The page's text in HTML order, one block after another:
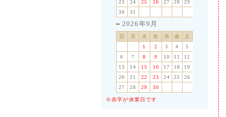
23
24 25 26 27 28
29
30
31
2026年9月
日 月 火 水 木 金
土
1
2 3 4
5
6
7 8 9 10 11
12
13
14 15 16 17 18
19
20
21 22 23 24 25
26
27
28 29 30
※赤字が休業日です